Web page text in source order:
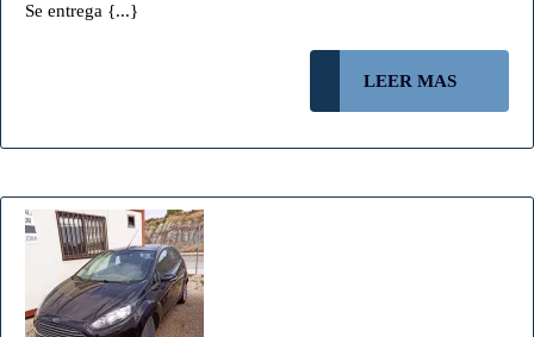
Se entrega {...}
LEER MAS
MAS